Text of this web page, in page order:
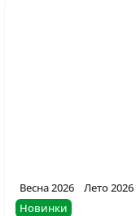
Весна 2026
Лето 2026
Новинки